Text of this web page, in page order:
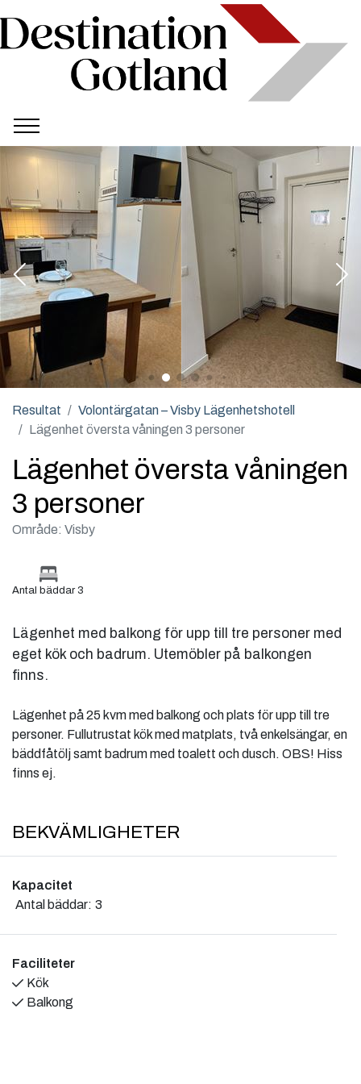
Resultat
Volontärgatan – Visby Lägenhetshotell
Lägenhet översta våningen 3 personer
Lägenhet översta våningen
3 personer
Område: Visby
Antal bäddar 3
Lägenhet med balkong för upp till tre personer med
eget kök och badrum. Utemöbler på balkongen
finns.
Lägenhet på 25 kvm med balkong och plats för upp till tre
personer. Fullutrustat kök med matplats, två enkelsängar, en
bäddfåtölj samt badrum med toalett och dusch. OBS! Hiss
finns ej.
BEKVÄMLIGHETER
Kapacitet
Antal bäddar: 3
Faciliteter
Kök
Balkong